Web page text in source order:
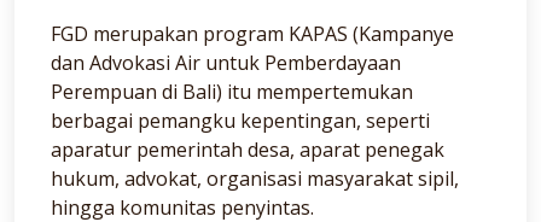
FGD merupakan program KAPAS (Kampanye
dan Advokasi Air untuk Pemberdayaan
Perempuan di Bali) itu mempertemukan
berbagai pemangku kepentingan, seperti
aparatur pemerintah desa, aparat penegak
hukum, advokat, organisasi masyarakat sipil,
hingga komunitas penyintas.